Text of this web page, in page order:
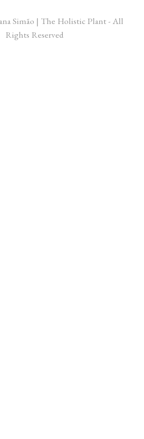
Simão | The Holistic Plant - All
Rights Reserved